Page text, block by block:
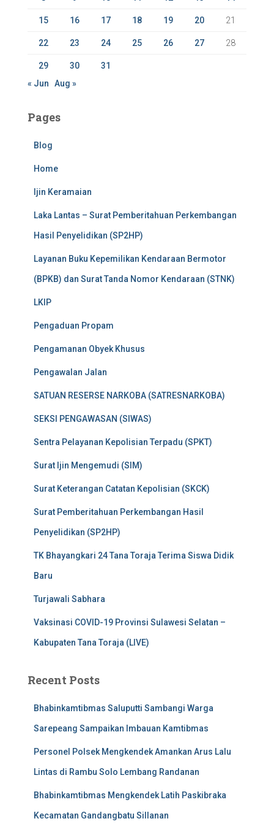
15 16 17 18 19 20 21
22 23 24 25 26 27 28
29 30
31
« Jun
Aug »
Pages
Blog
Home
Ijin Keramaian
Laka Lantas – Surat Pemberitahuan Perkembangan
Hasil Penyelidikan (SP2HP)
Layanan Buku Kepemilikan Kendaraan Bermotor
(BPKB) dan Surat Tanda Nomor Kendaraan (STNK)
LKIP
Pengaduan Propam
Pengamanan Obyek Khusus
Pengawalan Jalan
SATUAN RESERSE NARKOBA (SATRESNARKOBA)
SEKSI PENGAWASAN (SIWAS)
Sentra Pelayanan Kepolisian Terpadu (SPKT)
Surat Ijin Mengemudi (SIM)
Surat Keterangan Catatan Kepolisian (SKCK)
Surat Pemberitahuan Perkembangan Hasil
Penyelidikan (SP2HP)
TK Bhayangkari 24 Tana Toraja Terima Siswa Didik
Baru
Turjawali Sabhara
Vaksinasi COVID-19 Provinsi Sulawesi Selatan –
Kabupaten Tana Toraja (LIVE)
Recent Posts
Bhabinkamtibmas Saluputti Sambangi Warga
Sarepeang Sampaikan Imbauan Kamtibmas
Personel Polsek Mengkendek Amankan Arus Lalu
Lintas di Rambu Solo Lembang Randanan
Bhabinkamtibmas Mengkendek Latih Paskibraka
Kecamatan Gandangbatu Sillanan